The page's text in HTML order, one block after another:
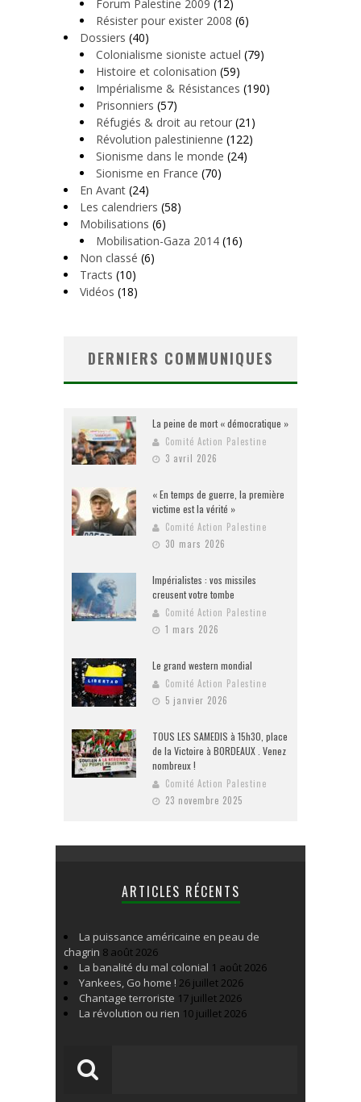
Forum Palestine 2009 (12)
Résister pour exister 2008 (6)
Dossiers (40)
Colonialisme sioniste actuel (79)
Histoire et colonisation (59)
Impérialisme & Résistances (190)
Prisonniers (57)
Réfugiés & droit au retour (21)
Révolution palestinienne (122)
Sionisme dans le monde (24)
Sionisme en France (70)
En Avant (24)
Les calendriers (58)
Mobilisations (6)
Mobilisation-Gaza 2014 (16)
Non classé (6)
Tracts (10)
Vidéos (18)
DERNIERS COMMUNIQUES
La peine de mort « démocratique »
Comité Action Palestine
3 avril 2026
« En temps de guerre, la première
victime est la vérité »
Comité Action Palestine
30 mars 2026
Impérialistes : vos missiles
creusent votre tombe
Comité Action Palestine
1 mars 2026
Le grand western mondial
Comité Action Palestine
5 janvier 2026
TOUS LES SAMEDIS à 15h30, place
de la Victoire à BORDEAUX . Venez
nombreux !
Comité Action Palestine
23 novembre 2025
ARTICLES RÉCENTS
La puissance américaine en peau de
chagrin 8 août 2026
La banalité du mal colonial 1 août 2026
Yankees, Go home ! 26 juillet 2026
Chantage terroriste 17 juillet 2026
La révolution ou rien 10 juillet 2026